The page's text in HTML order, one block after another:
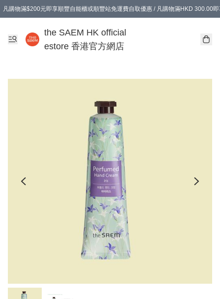
凡購物滿$200元即享順豐自能櫃或順豐站免運費自取優惠 / 凡購物滿HKD 300.00
the SAEM HK official
estore 香港官方網店